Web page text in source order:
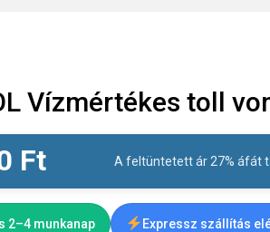
Vízmértékes toll
Ft A feltüntetett ár 27% áfát
2–4 munkanap Expressz szállítás